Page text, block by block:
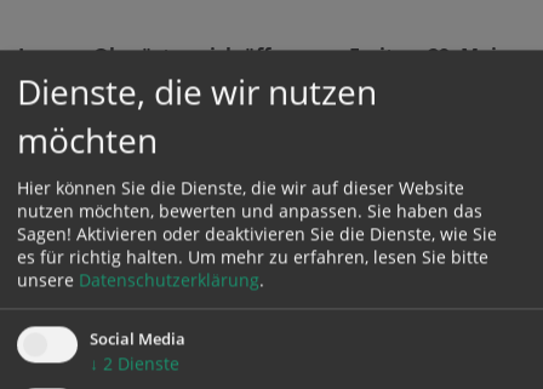
In ganz Oberösterreich öffnen am Freitag, 29. Mai
2025 rund 80 Kirchen, Kapellen und kirchliche
Einrichtungen ihre Türen. Mehr als 250
Veranstaltungen laden bei der Langen Nacht der
ein. Sie steht heuer unter dem Motto
„MUTeinander“.
Alle Infos
Dienste, die wir nutzen
möchten
Hier können Sie die Dienste, die wir auf dieser Website
nutzen möchten, bewerten und anpassen. Sie haben das
Sagen! Aktivieren oder deaktivieren Sie die Dienste, wie Sie
es für richtig halten. Um mehr zu erfahren, lesen Sie bitte
unsere Datenschutzerklärung.
Social Media
↓ 2 Dienste